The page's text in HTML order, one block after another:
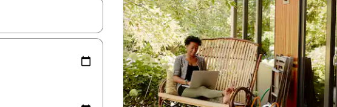
zijn, maak je een keuze met je de pijltjestoetsen omhoog en omlaag, óf door